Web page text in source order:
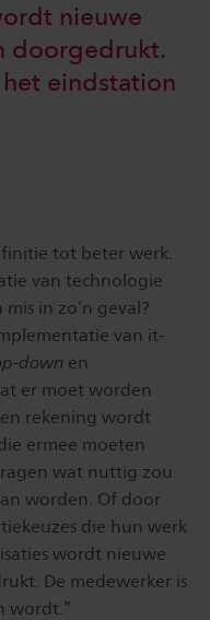
nieuwe
doorgedrukt.
eindstation
tot beter werk.
van technologie
in zo’n geval?
van it-
down en
er moet worden
rekening wordt
ermee moeten
wat nuttig zou
worden. Of door
die hun werk
wordt nieuwe
De medewerker is
wordt.”